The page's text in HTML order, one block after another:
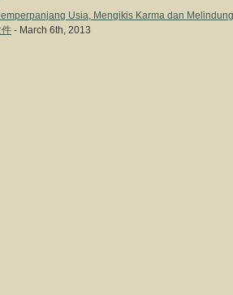
Usia, Mengikis Karma dan
- March 6th, 2013